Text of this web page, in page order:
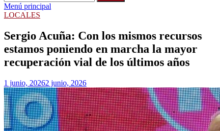
Menú principal
LOCALES
Sergio Acuña: Con los mismos recursos
estamos poniendo en marcha la mayor
recuperación vial de los últimos años
1 junio, 20262 junio, 2026